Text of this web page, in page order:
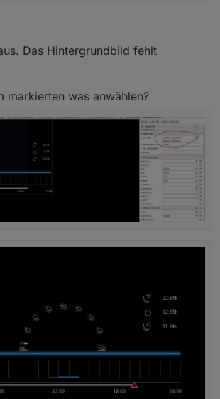
Das Hintergrundbild fehlt
markierten was anwählen?